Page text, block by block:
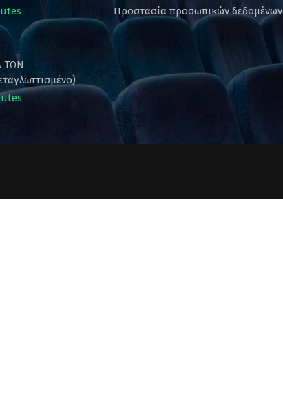
ΤΩΝ
Προστασία προσωπικών δεδομένων